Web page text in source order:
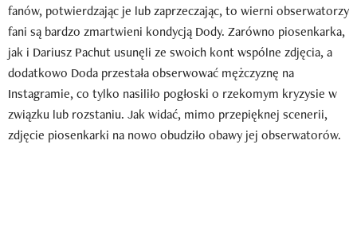
fanów, potwierdzając je lub zaprzeczając, to wierni obserwatorzy
fani są bardzo zmartwieni kondycją Dody. Zarówno piosenkarka,
jak i Dariusz Pachut usunęli ze swoich kont wspólne zdjęcia, a
dodatkowo Doda przestała obserwować mężczyznę na
Instagramie, co tylko nasiliło pogłoski o rzekomym kryzysie w
związku lub rozstaniu. Jak widać, mimo przepięknej scenerii,
zdjęcie piosenkarki na nowo obudziło obawy jej obserwatorów.